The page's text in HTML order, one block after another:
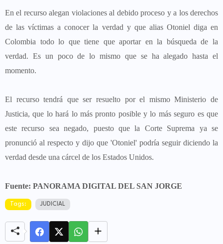
En el recurso alegan violaciones al debido proceso y a los derechos
de las víctimas a conocer la verdad y que alias Otoniel diga en
Colombia todo lo que tiene que aportar en la búsqueda de la
verdad. Es un poco de lo mismo que se ha alegado hasta el
momento.
El recurso tendrá que ser resuelto por el mismo Ministerio de
Justicia, que lo hará lo más pronto posible y lo más seguro es que
este recurso sea negado, puesto que la Corte Suprema ya se
pronunció al respecto y dijo que 'Otoniel' podría seguir diciendo la
verdad desde una cárcel de los Estados Unidos.
Fuente: PANORAMA DIGITAL DEL SAN JORGE
Tags: JUDICIAL